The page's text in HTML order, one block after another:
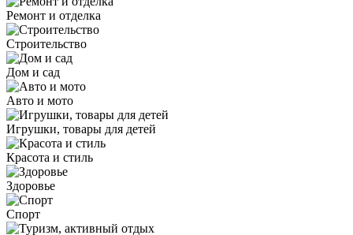
Ремонт и отделка
Строительство
Дом и сад
Авто и мото
Игрушки, товары для детей
Красота и стиль
Здоровье
Спорт